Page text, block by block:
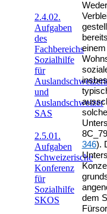
2.4.02.
Aufgaben
des
Fachbereichs
Sozialhilfe
für
und
Auslandschweizer
SAS
2.5.01.
Aufgaben
Schweizerische
Konferenz
für
Sozialhilfe
SKOS
346).
dem